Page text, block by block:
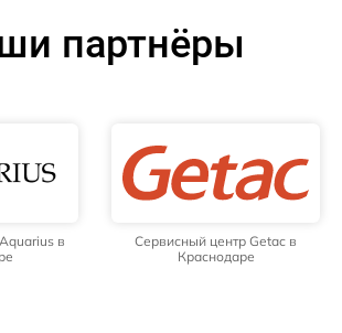
партнёры
в
Сервисный центр Getac в
Краснодаре